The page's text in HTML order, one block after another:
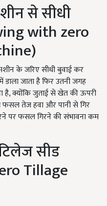
से सीधी
with zero
के जरिए सीधी बुवाई कर
जाता है फिर उतनी जगह
है, क्योंकि जुताई से खेत की ऊपरी
फसल तेज हवा और पानी से गिर
पर फसल गिरने की संभावना कम
सीड
Tillage